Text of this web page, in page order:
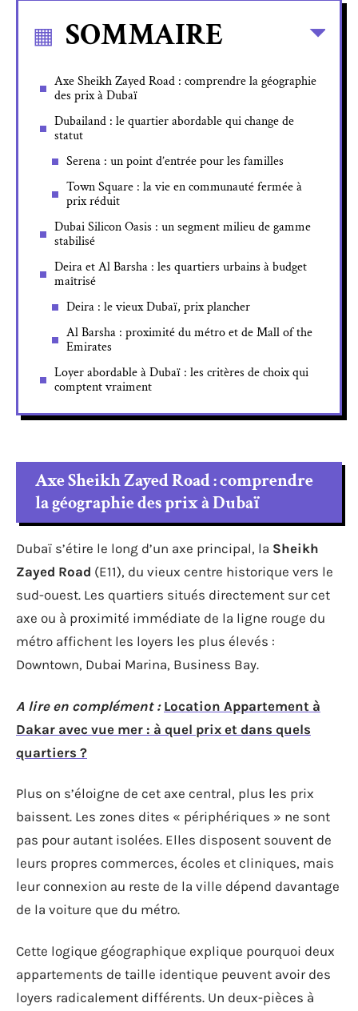
SOMMAIRE
Axe Sheikh Zayed Road : comprendre la géographie
des prix à Dubaï
Dubailand : le quartier abordable qui change de
statut
Serena : un point d’entrée pour les familles
Town Square : la vie en communauté fermée à
prix réduit
Dubai Silicon Oasis : un segment milieu de gamme
stabilisé
Deira et Al Barsha : les quartiers urbains à budget
maîtrisé
Deira : le vieux Dubaï, prix plancher
Al Barsha : proximité du métro et de Mall of the
Emirates
Loyer abordable à Dubaï : les critères de choix qui
comptent vraiment
Axe Sheikh Zayed Road : comprendre
la géographie des prix à Dubaï
Dubaï s’étire le long d’un axe principal, la Sheikh
Zayed Road (E11), du vieux centre historique vers le
sud-ouest. Les quartiers situés directement sur cet
axe ou à proximité immédiate de la ligne rouge du
métro affichent les loyers les plus élevés :
Downtown, Dubai Marina, Business Bay.
A lire en complément : Location Appartement à
Dakar avec vue mer : à quel prix et dans quels
quartiers ?
Plus on s’éloigne de cet axe central, plus les prix
baissent. Les zones dites « périphériques » ne sont
pas pour autant isolées. Elles disposent souvent de
leurs propres commerces, écoles et cliniques, mais
leur connexion au reste de la ville dépend davantage
de la voiture que du métro.
Cette logique géographique explique pourquoi deux
appartements de taille identique peuvent avoir des
loyers radicalement différents. Un deux-pièces à